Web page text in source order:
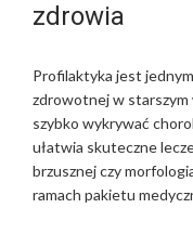
zdrowia
Profilaktyka jest
zdrowotnej w starszym
szybko wykrywać
ułatwia skuteczne
brzusznej czy
ramach pakietu